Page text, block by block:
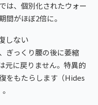
は、個別化されたウォー
間がほぼ2倍に。
しない
ぎっくり腰の後に萎縮
元に戻りません。特異的
をもたらします（Hides